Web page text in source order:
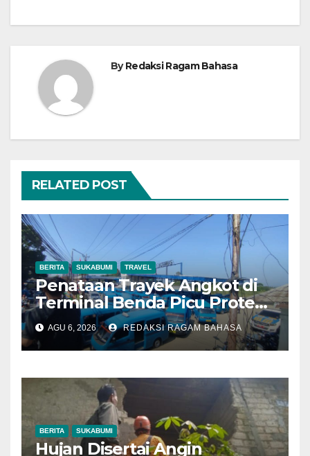
ByRedaksi Ragam Bahasa
RELATED POST
BERITA SUKABUMI TRAVEL
Penataan Trayek Angkot di
Terminal Benda Picu Protes
Sopir, Dishub: Belum Ada
Keputusan Final
AGU 6, 2026 REDAKSI RAGAM BAHASA
BERITA SUKABUMI
Hujan Disertai Angin